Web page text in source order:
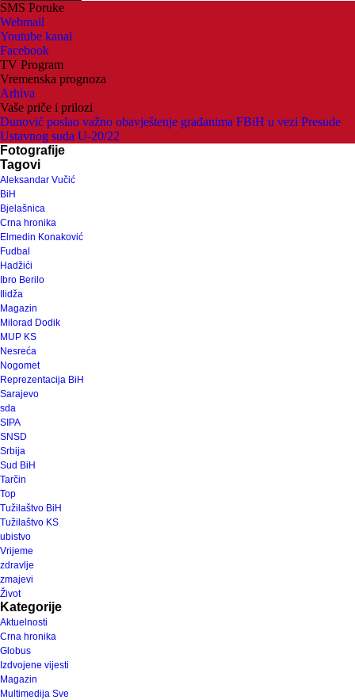
SMS Poruke
Webmail
Youtube kanal
Facebook
TV Program
Vremenska prognoza
Arhiva
Vaše priče i prilozi
Dunović poslao važno obavještenje građanima FBiH u vezi Presude
Ustavnog suda U-20/22
Fotografije
Tagovi
Aleksandar Vučić
BiH
Bjelašnica
Crna hronika
Elmedin Konaković
Fudbal
Hadžići
Ibro Berilo
Ilidža
Magazin
Milorad Dodik
MUP KS
Nesreća
Nogomet
Reprezentacija BiH
Sarajevo
sda
SIPA
SNSD
Srbija
Sud BiH
Tarčin
Top
Tužilaštvo BiH
Tužilaštvo KS
ubistvo
Vrijeme
zdravlje
zmajevi
Život
Kategorije
Aktuelnosti
Crna hronika
Globus
Izdvojene vijesti
Magazin
Multimedija Sve